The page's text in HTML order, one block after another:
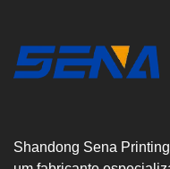
Shandong Sena